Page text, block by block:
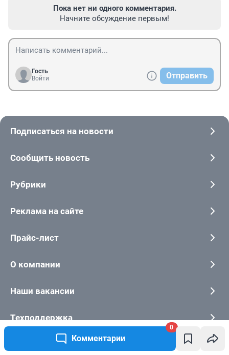
Комментарии
0
Пока нет ни одного комментария.
Начните обсуждение первым!
Гость
Войти
Отправить
Подписаться на новости
Сообщить новость
Рубрики
Реклама на сайте
Прайс-лист
О компании
Наши вакансии
Техподдержка
Предвыборная агитация